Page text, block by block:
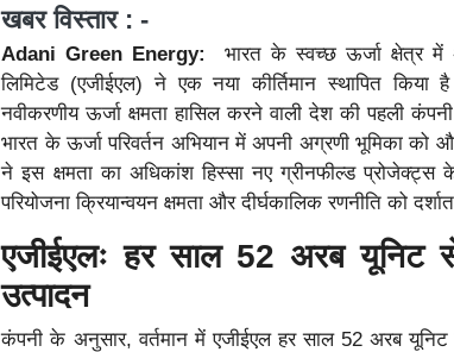
खबर विस्तार : -
Adani Green Energy:
भारत के स्वच्छ ऊर्जा क्षेत्र में
लिमिटेड (एजीईएल) ने एक नया कीर्तिमान स्थापित किया
नवीकरणीय ऊर्जा क्षमता हासिल करने वाली देश की पहली
भारत के ऊर्जा परिवर्तन अभियान में अपनी अग्रणी भूमिका
ने इस क्षमता का अधिकांश हिस्सा नए ग्रीनफील्ड
परियोजना क्रियान्वयन क्षमता और दीर्घकालिक रणनीति को
एजीईएलः हर साल 52 अरब यूनिट
उत्पादन
कंपनी के अनुसार, वर्तमान में एजीईएल हर साल 52 अरब